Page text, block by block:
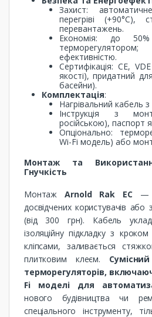
Захист:
перегріві (+90°C),
перевантажень.
Економія: до 50%
ефективністю.
Сертифікація: CE,
якості), придатний
басейни).
Комплектація:
Нагрівальний кабель
Інструкція з
російською), паспорт
Опціонально:
Wi-Fi модель) або
Монтаж та
Гнучкість
МонтажArnold Rak EC—
досвідчених користувачів
(від 300 грн). Кабель
ізоляційну підкладку з
кліпсами, заливається
плитковим клеєм.
терморегуляторів,
Fi моделі для
нового будівництва чи
спеціального інструменту,